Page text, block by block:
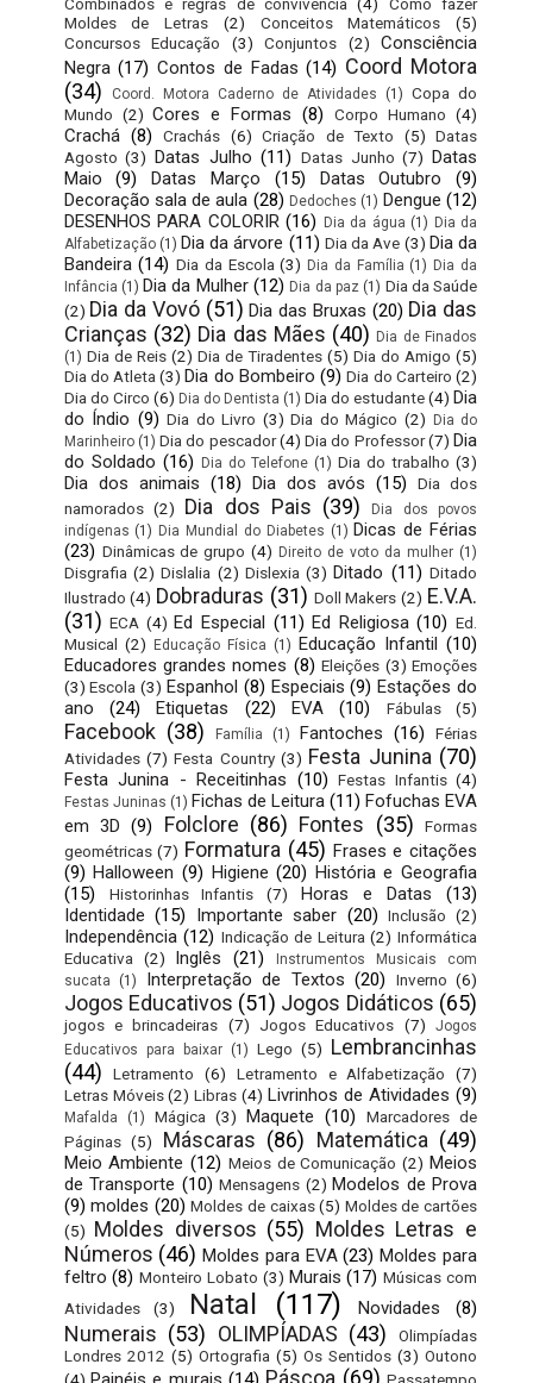
Moldes de Letras
(2) Conceitos Matemáticos
(5)
Concursos Educação
(3) Conjuntos (2)
Consciência
Negra (17) Contos de Fadas (14) Coord Motora
(34)
Coord. Motora Caderno de Atividades (1) Copa do
Mundo (2) Cores e Formas (8) Corpo Humano (4)
Crachá (8) Crachás (6) Criação de Texto (5) Datas
Agosto (3) Datas Julho (11) Datas Junho (7) Datas
Maio
(9) Datas Março (15) Datas Outubro
(9)
Decoração sala de aula (28) Dedoches (1) Dengue (12)
DESENHOS PARA COLORIR (16) Dia da água (1) Dia da
Alfabetização (1) Dia da árvore (11) Dia da Ave (3) Dia da
Bandeira (14) Dia da Escola (3) Dia da Família (1) Dia da
Infância (1) Dia da Mulher (12) Dia da paz (1) Dia da Saúde
(2) Dia da Vovó (51) Dia das Bruxas (20) Dia das
Crianças (32) Dia das Mães (40) Dia de Finados
(1) Dia de Reis (2) Dia de Tiradentes (5) Dia do Amigo (5)
Dia do Atleta (3) Dia do Bombeiro (9) Dia do Carteiro (2)
Dia do Circo (6) Dia do Dentista (1) Dia do estudante(4) Dia
do Índio (9) Dia do Livro (3) Dia do Mágico (2)
Dia do
Marinheiro (1) Dia do pescador (4) Dia do Professor (7) Dia
do Soldado (16) Dia do Telefone (1) Dia do trabalho (3)
Dia dos animais (18) Dia dos avós (15)
Dia dos
namorados (2) Dia dos Pais (39)
Dia dos povos
indígenas (1) Dia Mundial do Diabetes (1) Dicas de Férias
(23) Dinâmicas de grupo (4) Direito de voto da mulher (1)
Disgrafia (2) Dislalia (2) Dislexia (3) Ditado (11) Ditado
Ilustrado (4) Dobraduras (31) Doll Makers (2) E.V.A.
(31) ECA (4) Ed Especial (11) Ed Religiosa (10) Ed.
Musical (2) Educação Física (1) Educação Infantil (10)
Educadores grandes nomes (8) Eleições (3) Emoções
(3) Escola (3) Espanhol (8) Especiais (9) Estações do
ano
(24) Etiquetas (22) EVA (10) Fábulas (5)
Facebook (38) Família (1) Fantoches (16)
Férias
Atividades (7) Festa Country (3) Festa Junina (70)
Festa Junina - Receitinhas (10) Festas Infantis (4)
Festas Juninas (1) Fichas de Leitura (11) Fofuchas EVA
em 3D (9) Folclore (86) Fontes (35)
Formas
geométricas (7) Formatura (45) Frases e citações
(9) Halloween (9) Higiene (20) História e Geografia
(15)
Historinhas Infantis (7) Horas e Datas
(13)
Identidade (15) Importante saber (20) Inclusão (2)
Independência (12) Indicação de Leitura (2) Informática
Educativa
(2) Inglês (21)
Instrumentos Musicais com
sucata
(1) Interpretação de Textos (20) Inverno (6)
Jogos Educativos (51) Jogos Didáticos (65)
jogos e brincadeiras (7) Jogos Educativos (7)
Jogos
Educativos para baixar (1) Lego (5) Lembrancinhas
(44)
Letramento (6) Letramento e Alfabetização
(7)
Letras Móveis (2) Libras (4) Livrinhos de Atividades (9)
Mafalda (1) Mágica (3) Maquete (10)
Marcadores de
Páginas (5) Máscaras (86) Matemática (49)
Meio Ambiente (12) Meios de Comunicação (2) Meios
de Transporte (10) Mensagens (2) Modelos de Prova
(9) moldes (20) Moldes de caixas (5) Moldes de cartões
(5) Moldes diversos (55) Moldes Letras e
Números (46) Moldes para EVA (23) Moldes para
feltro (8) Monteiro Lobato (3) Murais (17) Músicas com
Atividades
(3) Natal (117) Novidades (8)
Numerais (53) OLIMPÍADAS (43)
Olimpíadas
Londres 2012 (5) Ortografia (5) Os Sentidos (3) Outono
Páscoa (69)